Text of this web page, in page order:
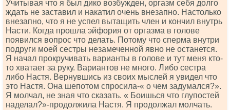
Учитывая что я был дико возбужден, оргазм себя долго
ждать не заставил и накатил очень внезапно. Настолько
внезапно, что я не успел вытащить член и кончил внутрь
Насти. Когда прошла эйфория от оргазма в голове
появился вопрос что делать. Потому что сперма внутри
подруги моей сестры незамеченной явно не останется.
Я начал прокручивать варианты в голове и тут меня кто-
то хватает за руку. Вариантов не много. Либо сестра
либо Настя. Вернувшись из своих мыслей я увидел что
это Настя. Она шепотом спросила-« о чем задумался?».
Я молчал, не зная что сказать. « Боишься что глупостей
наделал?»-продолжила Настя. Я продолжал молчать.